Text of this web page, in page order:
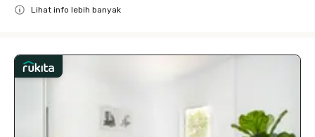
Lihat info lebih banyak